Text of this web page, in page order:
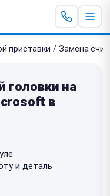
приставки / Замена
на
в
и деталь